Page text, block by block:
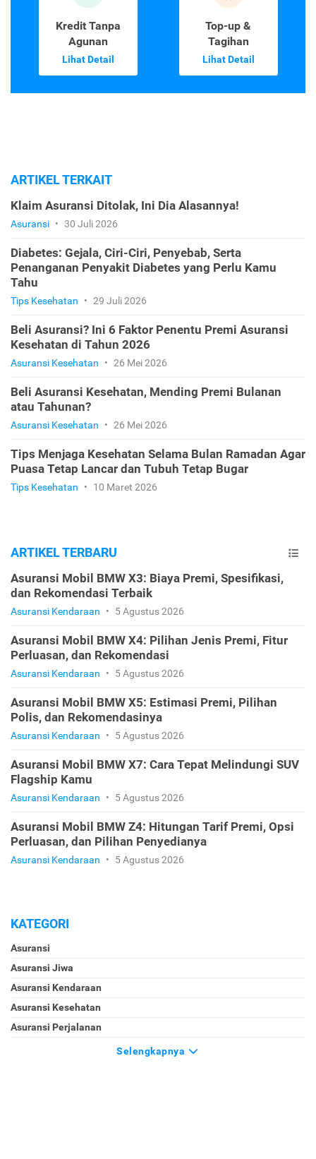
Kredit Tanpa
Agunan
Lihat Detail
Top-up &
Tagihan
Lihat Detail
ARTIKEL TERKAIT
Klaim Asuransi Ditolak, Ini Dia Alasannya!
Asuransi • 30 Juli 2026
Diabetes: Gejala, Ciri-Ciri, Penyebab, Serta
Penanganan Penyakit Diabetes yang Perlu Kamu
Tahu
Tips Kesehatan • 29 Juli 2026
Beli Asuransi? Ini 6 Faktor Penentu Premi Asuransi
Kesehatan di Tahun 2026
Asuransi Kesehatan • 26 Mei 2026
Beli Asuransi Kesehatan, Mending Premi Bulanan
atau Tahunan?
Asuransi Kesehatan • 26 Mei 2026
Tips Menjaga Kesehatan Selama Bulan Ramadan Agar
Puasa Tetap Lancar dan Tubuh Tetap Bugar
Tips Kesehatan • 10 Maret 2026
ARTIKEL TERBARU
Asuransi Mobil BMW X3: Biaya Premi, Spesifikasi,
dan Rekomendasi Terbaik
Asuransi Kendaraan • 5 Agustus 2026
Asuransi Mobil BMW X4: Pilihan Jenis Premi, Fitur
Perluasan, dan Rekomendasi
Asuransi Kendaraan • 5 Agustus 2026
Asuransi Mobil BMW X5: Estimasi Premi, Pilihan
Polis, dan Rekomendasinya
Asuransi Kendaraan • 5 Agustus 2026
Asuransi Mobil BMW X7: Cara Tepat Melindungi SUV
Flagship Kamu
Asuransi Kendaraan • 5 Agustus 2026
Asuransi Mobil BMW Z4: Hitungan Tarif Premi, Opsi
Perluasan, dan Pilihan Penyedianya
Asuransi Kendaraan • 5 Agustus 2026
KATEGORI
Asuransi
Asuransi Jiwa
Asuransi Kendaraan
Asuransi Kesehatan
Asuransi Perjalanan
Selengkapnya